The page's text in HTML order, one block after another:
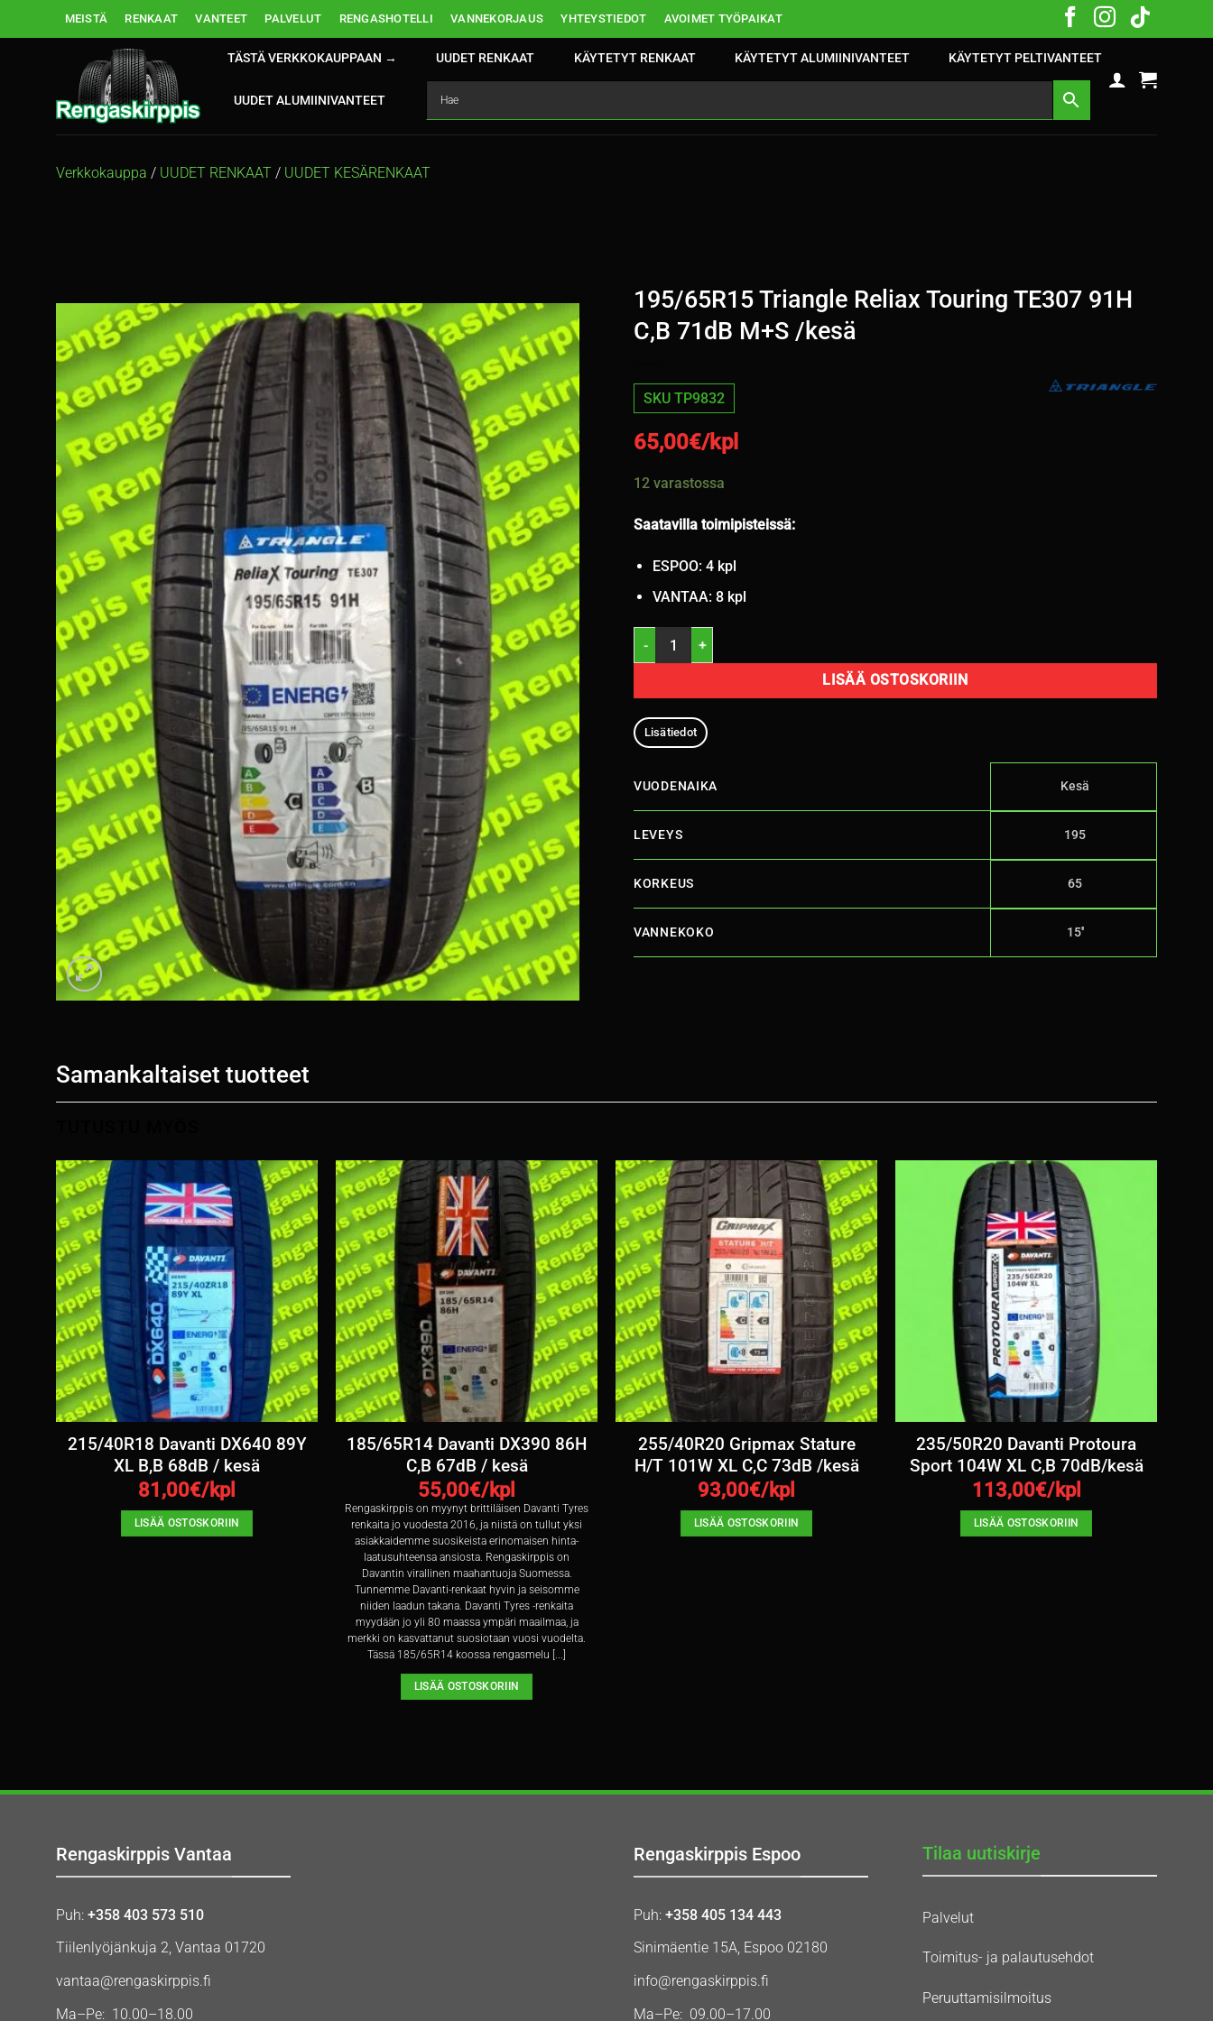
MEISTÄ RENKAAT VANTEET PALVELUT RENGASHOTELLI VANNEKORJAUS YHTEYSTIEDOT AVOIMET TYÖPAIKAT
TÄSTÄ VERKKOKAUPPAAN → UUDET RENKAAT KÄYTETYT RENKAAT KÄYTETYT ALUMIINIVANTEET KÄYTETYT PELTIVANTEET
UUDET ALUMIINIVANTEET
Verkkokauppa / UUDET RENKAAT / UUDET KESÄRENKAAT
195/65R15 Triangle Reliax Touring TE307 91H
C,B 71dB M+S /kesä
SKU TP9832
65,00€/kpl
12 varastossa
Saatavilla toimipisteissä:
ESPOO: 4 kpl
VANTAA: 8 kpl
195/65R15 Triangle Reliax Touring TE307 91H C,B 71dB M+S /kesä määrä
LISÄÄ OSTOSKORIIN
Lisätiedot
VUODENAIKA Kesä
LEVEYS 195
KORKEUS 65
VANNEKOKO 15''
Samankaltaiset tuotteet
215/40R18 Davanti DX640 89Y
XL B,B 68dB / kesä
81,00€/kpl
LISÄÄ OSTOSKORIIN
185/65R14 Davanti DX390 86H
C,B 67dB / kesä
55,00€/kpl
Rengaskirppis on myynyt brittiläisen Davanti Tyres
renkaita jo vuodesta 2016, ja niistä on tullut yksi
asiakkaidemme suosikeista erinomaisen hinta-
laatusuhteensa ansiosta. Rengaskirppis on
Davantin virallinen maahantuoja Suomessa.
Tunnemme Davanti-renkaat hyvin ja seisomme
niiden laadun takana. Davanti Tyres -renkaita
myydään jo yli 80 maassa ympäri maailmaa, ja
merkki on kasvattanut suosiotaan vuosi vuodelta.
Tässä 185/65R14 koossa rengasmelu [...]
LISÄÄ OSTOSKORIIN
255/40R20 Gripmax Stature
H/T 101W XL C,C 73dB /kesä
93,00€/kpl
LISÄÄ OSTOSKORIIN
235/50R20 Davanti Protoura
Sport 104W XL C,B 70dB/kesä
113,00€/kpl
LISÄÄ OSTOSKORIIN
Rengaskirppis Vantaa
Puh: +358 403 573 510
Tiilenlyöjänkuja 2, Vantaa 01720
vantaa@rengaskirppis.fi
Ma–Pe: 10.00–18.00
Rengaskirppis Espoo
Puh: +358 405 134 443
Sinimäentie 15A, Espoo 02180
info@rengaskirppis.fi
Ma–Pe: 09.00–17.00
Tilaa uutiskirje
Palvelut
Toimitus- ja palautusehdot
Peruuttamisilmoitus